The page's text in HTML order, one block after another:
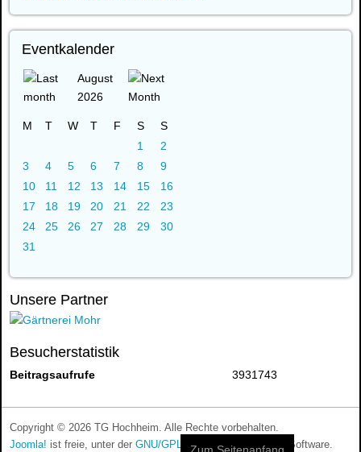
Eventkalender
August
2026
M T W T F S
S
1
2
3
4 5 6 7 8
9
10
11 12 13 14 15
16
17
18 19 20 21 22
23
24
25 26 27 28 29
30
31
Unsere Partner
Besucherstatistik
Beitragsaufrufe 3931743
Copyright © 2026 TG Hochheim. Alle Rechte vorbehalten.
Joomla! ist freie, unter der GNU/GPL-Lizenz veröffentlichte Software.